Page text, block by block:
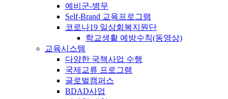
예비군-병무
Self-Brand 교육프로그램
코로나19 일상회복지원단
학교생활 예방수칙(동영상)
교육시스템
다양한 국책사업 수행
국제교류 프로그램
글로벌캠퍼스
BDAD사업